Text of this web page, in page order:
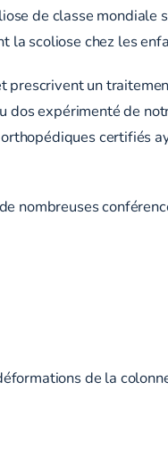
de classe mondiale
scoliose chez les
un
expérimenté de
certifiés
nombreuses
de la